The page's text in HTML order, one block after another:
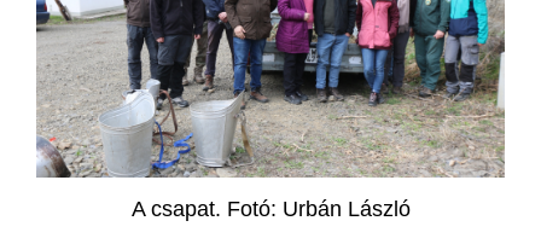
A csapat. Fotó: Urbán László